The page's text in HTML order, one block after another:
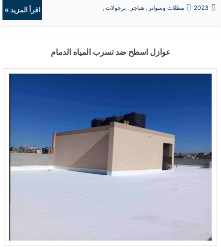
2023 مظلات وسواتر , هناجر , برجولات ,
اقرأ المزيد »
عوازل اسطح ضد تسرب المياه الدمام